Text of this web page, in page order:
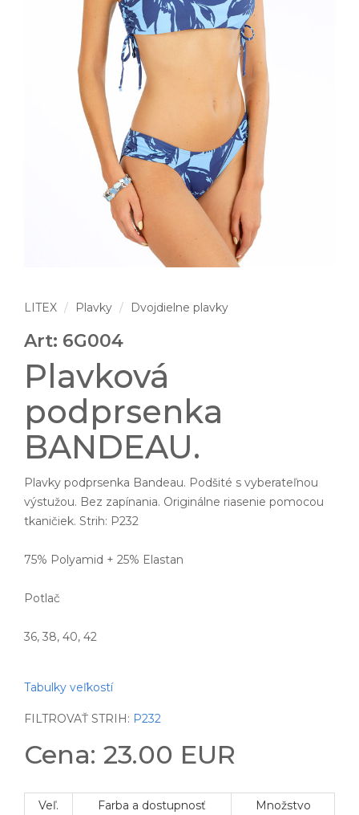
LITEX Plavky Dvojdielne plavky
Art: 6G004
Plavková
podprsenka
BANDEAU.
Plavky podprsenka Bandeau. Podšité s vyberateľnou
výstužou. Bez zapínania. Originálne riasenie pomocou
tkaničiek. Strih: P232
75% Polyamid + 25% Elastan
Potlač
36, 38, 40, 42
Tabulky veľkostí
FILTROVAŤ STRIH: P232
Cena: 23.00 EUR
Veľ. Farba a dostupnosť Množstvo